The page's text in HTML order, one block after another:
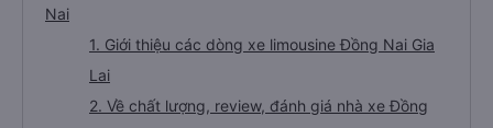
Nai
1. Giới thiệu các dòng xe limousine Đồng Nai Gia
Lai
2. Về chất lượng, review, đánh giá nhà xe Đồng